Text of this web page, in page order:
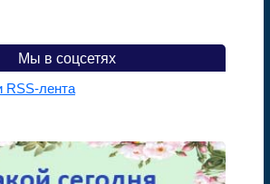
Мы в соцсетях
RSS-лента